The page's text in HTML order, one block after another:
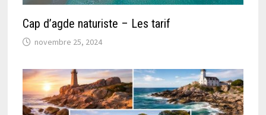
Cap d’agde naturiste – Les tarif
novembre 25, 2024